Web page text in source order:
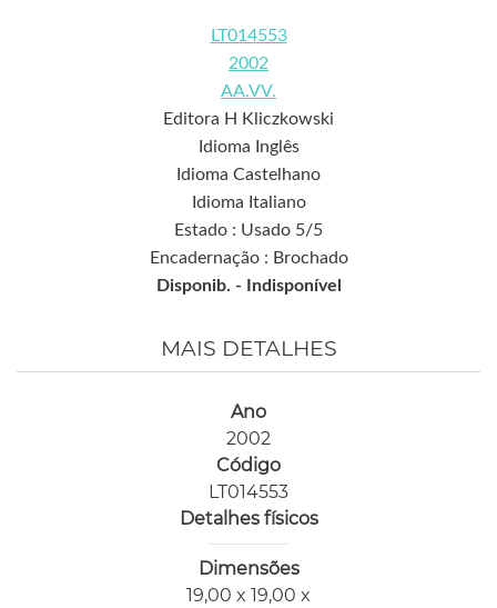
LT014553
2002
AA.VV.
Editora H Kliczkowski
Idioma Inglês
Idioma Castelhano
Idioma Italiano
Estado : Usado 5/5
Encadernação : Brochado
Disponib. -
Indisponível
MAIS DETALHES
Ano
2002
Código
LT014553
Detalhes físicos
Dimensões
19,00 x 19,00 x